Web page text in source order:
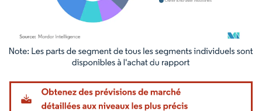
Image © Mordor Intelligence. La réutilisation nécessite une attribution sous CC BY